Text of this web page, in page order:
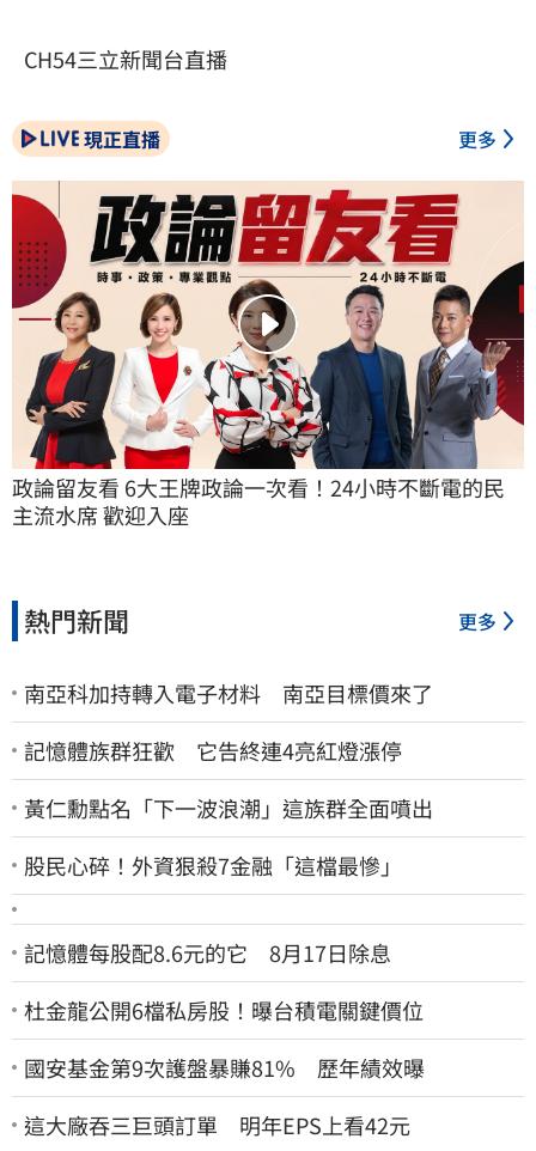
CH54三立新聞台直播
現正直播 更多
政論留友看 6大王牌政論一次看！24小時不斷電的民
主流水席 歡迎入座
熱門新聞 更多
南亞科加持轉入電子材料 南亞目標價來了
記憶體族群狂歡 它告終連4亮紅燈漲停
黃仁勳點名「下一波浪潮」這族群全面噴出
股民心碎！外資狠殺7金融「這檔最慘」
記憶體每股配8.6元的它 8月17日除息
杜金龍公開6檔私房股！曝台積電關鍵價位
國安基金第9次護盤暴賺81% 歷年績效曝
這大廠吞三巨頭訂單 明年EPS上看42元